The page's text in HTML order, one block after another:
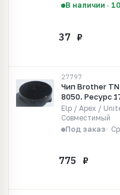
В наличии ·
27797
Чип Brother
8050. Ресурс
Elp / Apex /
Совместимый
Под заказ